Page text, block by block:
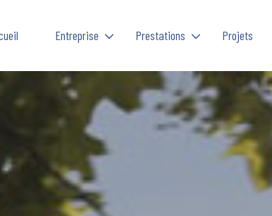
Entreprise Prestations Projets